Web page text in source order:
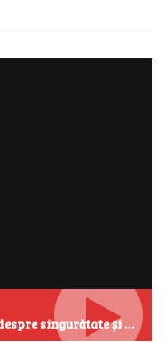
EMAA lansează „Noaptea”, single despre singurătate și emoțiile care se aud cel mai clar după miezul nopții